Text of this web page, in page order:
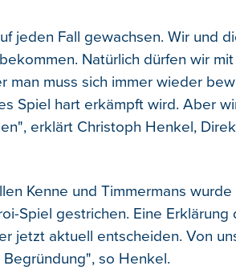
jeden Fall gewachsen. Wir und
Natürlich dürfen wir
man muss sich immer wieder
Spiel hart erkämpft wird. Aber
erklärt Christoph Henkel,
Kenne und Timmermans
Spiel gestrichen. Eine
jetzt aktuell entscheiden. Von
so Henkel.